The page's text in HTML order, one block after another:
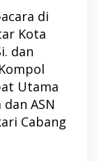
di
Kota
dan
Utama
ASN
Cabang